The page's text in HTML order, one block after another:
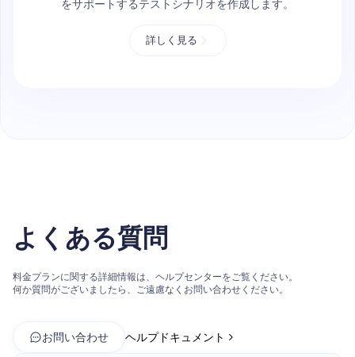
をサポートするテストシナリオを作成します。
詳しく見る
よくある質問
料金プランに関する詳細情報は、ヘルプセンターをご覧ください。
何か質問がございましたら、ご遠慮なくお問い合わせください。
お問い合わせ ヘルプドキュメント